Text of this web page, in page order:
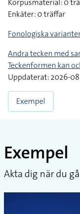
Korpusmaterial: 0
Enkäter: 0 träffar
Fonologiska
Andra tecken med
Teckenformen kan
Uppdaterat: 2026-
Exempel
Exempel
Akta dig när du